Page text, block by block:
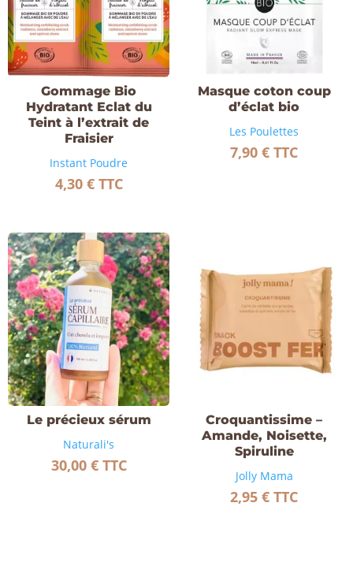
Gommage Bio
Hydratant Eclat du
Teint à l’extrait de
Fraisier
Instant Poudre
4,30 € TTC
Masque coton coup
d’éclat bio
Les Poulettes
7,90€ TTC
Le précieux sérum
Naturali's
30,00 € TTC
Croquantissime –
Amande, Noisette,
Spiruline
Jolly Mama
2,95€ TTC